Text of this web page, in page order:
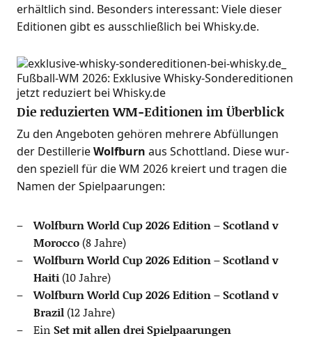
erhält­lich sind. Beson­ders inter­es­sant: Vie­le die­ser
Edi­tio­nen gibt es aus­schließ­lich bei Whisky.de.
Die reduzierten WM-Editionen im Überblick
Zu den Ange­bo­ten gehö­ren meh­re­re Abfül­lun­gen
der Destil­le­rieWolfb­urn aus Schott­land. Die­se wur­
den spe­zi­ell für die WM 2026 kre­iert und tra­gen die
Namen der Spielpaarungen:
Wolfb­urn World Cup 2026 Edi­ti­on – Scot­land v
Moroc­co(8 Jahre)
Wolfb­urn World Cup 2026 Edi­ti­on – Scot­land v
Hai­ti(10 Jahre)
Wolfb­urn World Cup 2026 Edi­ti­on – Scot­land v
Bra­zil(12 Jahre)
Ein Set mit allen drei Spielpaarungen